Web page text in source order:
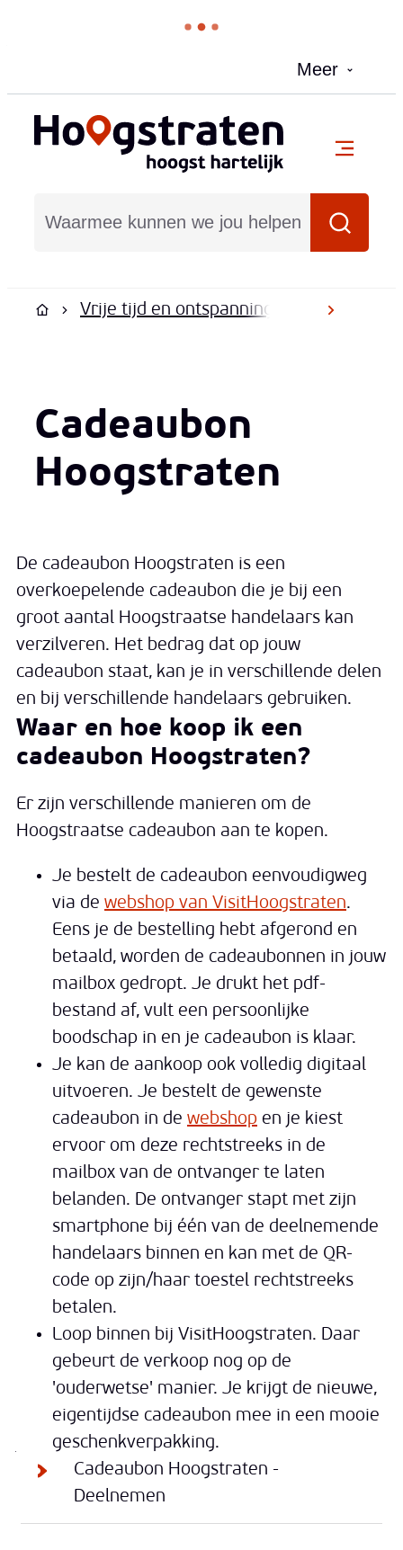
Meer
Hoogstraten
Zoeken
menu
scroll
Startpagina
Vrije tijd en ontspanning
Cadeaubon
Hoogstraten
De cadeaubon Hoogstraten is een
overkoepelende cadeaubon die je bij een
groot aantal Hoogstraatse handelaars kan
verzilveren. Het bedrag dat op jouw
cadeaubon staat, kan je in verschillende delen
en bij verschillende handelaars gebruiken.
Waar en hoe koop ik een
cadeaubon Hoogstraten?
Er zijn verschillende manieren om de
Hoogstraatse cadeaubon aan te kopen.
Je bestelt de cadeaubon eenvoudigweg
via de webshop van VisitHoogstraten.
Eens je de bestelling hebt afgerond en
betaald, worden de cadeaubonnen in jouw
mailbox gedropt. Je drukt het pdf-
bestand af, vult een persoonlijke
boodschap in en je cadeaubon is klaar.
Je kan de aankoop ook volledig digitaal
uitvoeren. Je bestelt de gewenste
cadeaubon in de webshop en je kiest
ervoor om deze rechtstreeks in de
mailbox van de ontvanger te laten
belanden. De ontvanger stapt met zijn
smartphone bij één van de deelnemende
handelaars binnen en kan met de QR-
code op zijn/haar toestel rechtstreeks
betalen.
Loop binnen bij VisitHoogstraten. Daar
gebeurt de verkoop nog op de
'ouderwetse' manier. Je krijgt de nieuwe,
eigentijdse cadeaubon mee in een mooie
geschenkverpakking.
Thema'sCadeaubon Hoogstraten -
Deelnemen